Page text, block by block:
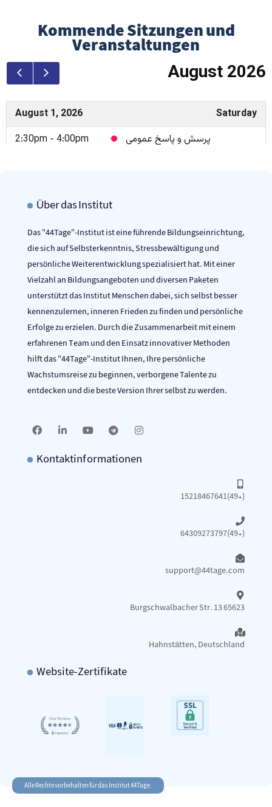
Kommende Sitzungen und
Veranstaltungen
Über das Institut
Das "44Tage"-Institut ist eine führende Bildungseinrichtung,
die sich auf Selbsterkenntnis, Stressbewältigung und
persönliche Weiterentwicklung spezialisiert hat. Mit einer
Vielzahl an Bildungsangeboten und diversen Paketen
unterstützt das Institut Menschen dabei, sich selbst besser
kennenzulernen, inneren Frieden zu finden und persönliche
Erfolge zu erzielen. Durch die Zusammenarbeit mit einem
erfahrenen Team und den Einsatz innovativer Methoden
hilft das "44Tage"-Institut Ihnen, Ihre persönliche
Wachstumsreise zu beginnen, verborgene Talente zu
entdecken und die beste Version Ihrer selbst zu werden.
Kontaktinformationen
15218467641(49+)
64309273797(49+)
support@44tage.com​
Burgschwalbacher Str. 13 65623
Hahnstätten, Deutschland
Website-Zertifikate
Alle Rechte vorbehalten für das Institut 44Tage.